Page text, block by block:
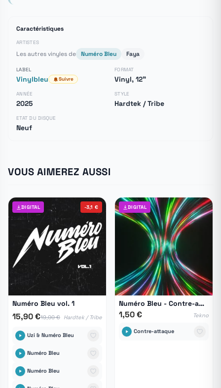
Caractéristiques
ARTISTES
Les autres vinyles de Numéro Bleu Faya
LABEL
Vinylbleu Suivre
FORMAT
Vinyl, 12"
ANNÉE
2025
STYLE
Hardtek / Tribe
ETAT DU DISQUE
Neuf
VOUS AIMEREZ AUSSI
DIGITAL -3,1 €
Numéro Bleu vol. 1
15,90 €19,00 € Hardtek / Tribe
Uzi & Numéro Bleu
Numéro Bleu
Numéro Bleu
DIGITAL
Numéro Bleu - Contre-attaque
1,50 € Tekno
Contre-attaque